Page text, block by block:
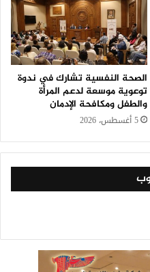
الصحة النفسية تشارك في ندوة
توعوية موسعة لدعم المرأة
والطفل ومكافحة الإدمان
5 أغسطس، 2026